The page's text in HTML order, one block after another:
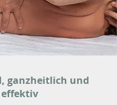
ganzheitlich und
effektiv